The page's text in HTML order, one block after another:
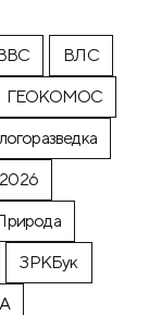
ВЛС
ГЕОКОМОС
ЗРКБук